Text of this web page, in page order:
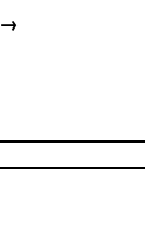
CASTELBUONO
→